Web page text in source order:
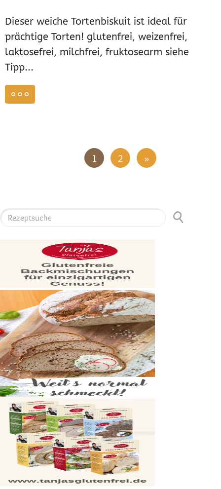
Dieser weiche Tortenbiskuit ist ideal für
prächtige Torten! glutenfrei, weizenfrei,
laktosefrei, milchfrei, fruktosearm siehe
Tipp...
1 2 »